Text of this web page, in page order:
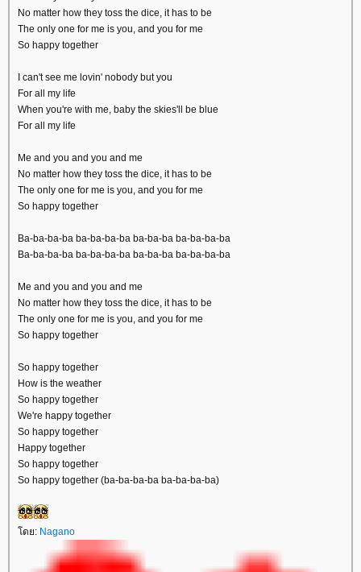
No matter how they toss the dice, it has to be
The only one for me is you, and you for me
So happy together
I can't see me lovin' nobody but you
For all my life
When you're with me, baby the skies'll be blue
For all my life
Me and you and you and me
No matter how they toss the dice, it has to be
The only one for me is you, and you for me
So happy together
Ba-ba-ba-ba ba-ba-ba-ba ba-ba-ba ba-ba-ba-ba
Ba-ba-ba-ba ba-ba-ba-ba ba-ba-ba ba-ba-ba-ba
Me and you and you and me
No matter how they toss the dice, it has to be
The only one for me is you, and you for me
So happy together
So happy together
How is the weather
So happy together
We're happy together
So happy together
Happy together
So happy together
So happy together (ba-ba-ba-ba ba-ba-ba-ba)
ดย: Nagano